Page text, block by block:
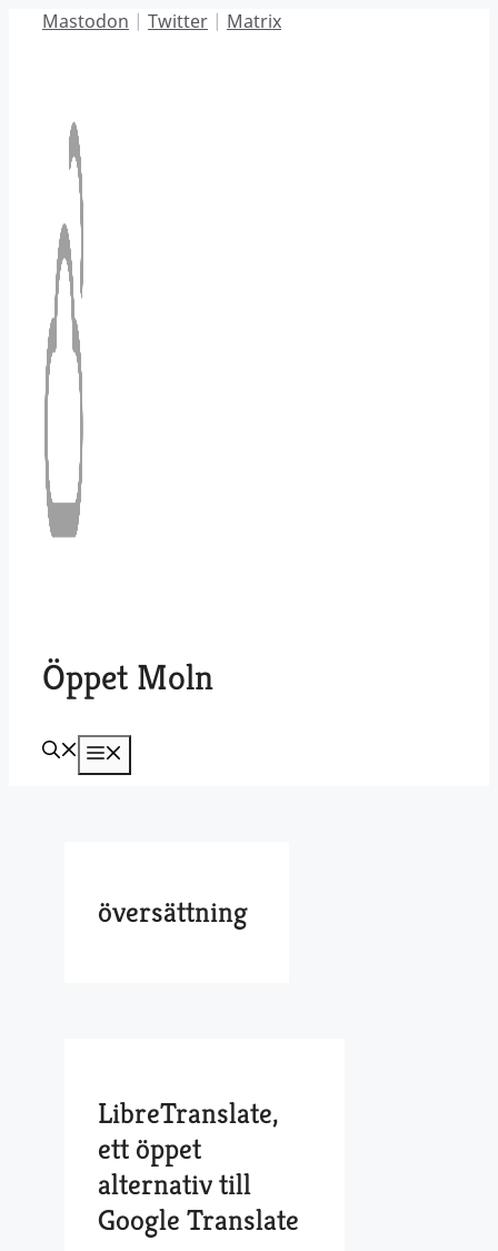
HoppaMastodon | Twitter | Matrix
Öppet Moln
översättning
LibreTranslate,
ett öppet
alternativ till
Google Translate